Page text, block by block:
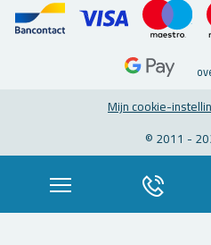
Mijn coo­kie-
© 2011 -